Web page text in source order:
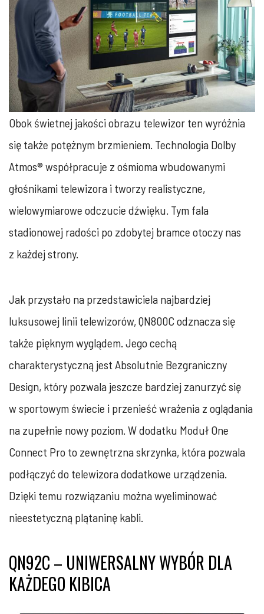
Obok świetnej jakości obrazu telewizor ten wyróżnia
się także potężnym brzmieniem. Technologia Dolby
Atmos® współpracuje z ośmioma wbudowanymi
głośnikami telewizora i tworzy realistyczne,
wielowymiarowe odczucie dźwięku. Tym fala
stadionowej radości po zdobytej bramce otoczy nas
z każdej strony.
Jak przystało na przedstawiciela najbardziej
luksusowej linii telewizorów, QN800C odznacza się
także pięknym wyglądem. Jego cechą
charakterystyczną jest Absolutnie Bezgraniczny
Design, który pozwala jeszcze bardziej zanurzyć się
w sportowym świecie i przenieść wrażenia z oglądania
na zupełnie nowy poziom. W dodatku Moduł One
Connect Pro to zewnętrzna skrzynka, która pozwala
podłączyć do telewizora dodatkowe urządzenia.
Dzięki temu rozwiązaniu można wyeliminować
nieestetyczną plątaninę kabli.
QN92C – UNIWERSALNY WYBÓR DLA
KAŻDEGO KIBICA